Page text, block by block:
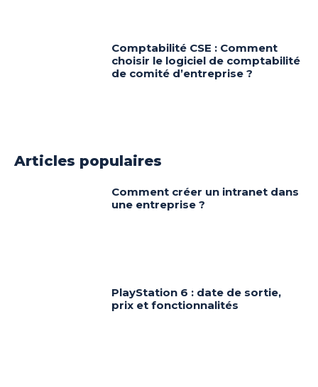
Comptabilité CSE : Comment
choisir le logiciel de comptabilité
de comité d’entreprise ?
Articles populaires
Comment créer un intranet dans
une entreprise ?
PlayStation 6 : date de sortie,
prix et fonctionnalités